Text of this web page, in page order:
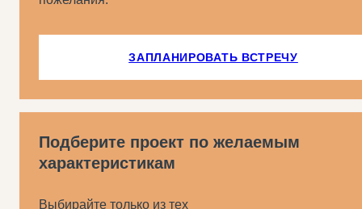
ЗАПЛАНИРОВАТЬ ВСТРЕЧУ
Подберите проект по желаемым
характеристикам
Выбирайте только из тех